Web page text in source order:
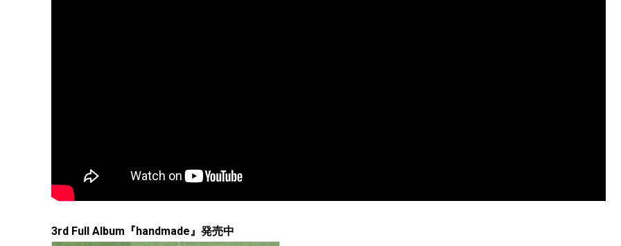
3rd Full Album『handmade』発売中